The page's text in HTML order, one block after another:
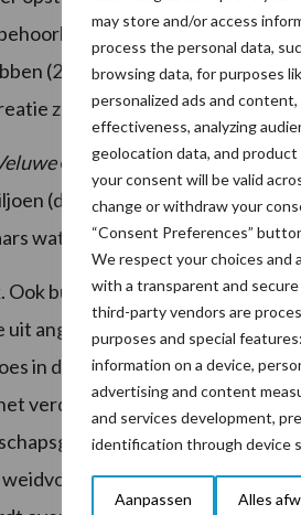
may store and/or access
process the personal data,
browsing data, for purposes
personalized ads and
effectiveness, analyzing
geolocation data, and
your consent will be valid
change or withdraw your
“Consent Preferences”
We respect your choices and
with a transparent and
third-party vendors are
purposes and special
information on a device,
advertising and content
and services development,
identification through device
Aanpassen Alles
daarboven. Ook de
(2017; plusminus 8,5 milj.
zal zijn invloed hebben.
oftewel de kat, een van de
(domestic & wild) in
wat erg onderschat wordt.
Ook buitenlands onderzoek
angst voor ledenverlies.
in de vensterbank gevoerd
verdwijnen van vogels in het
gekochte
is maar ten dele een